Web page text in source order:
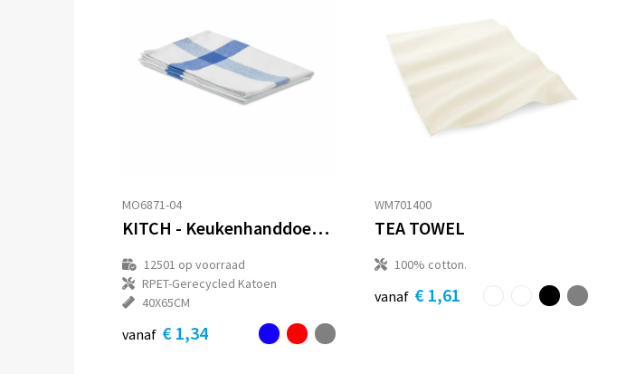
MO6871-04
KITCH - Keukenhanddoek gerecycled
12501 op voorraad
RPET-Gerecycled Katoen
40X65CM
vanaf € 1,34
WM701400
TEA TOWEL
100% cotton.
vanaf € 1,61